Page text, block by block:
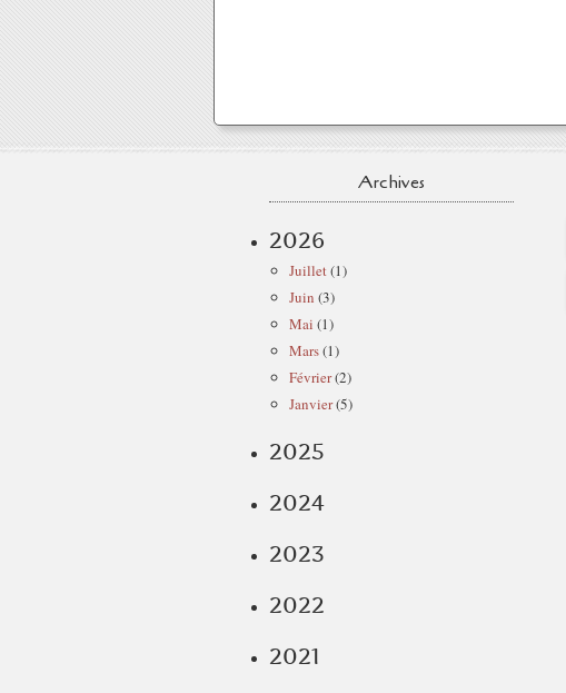
Archives
2026
Juillet(1)
Juin (3)
Mai (1)
Mars(1)
Février(2)
Janvier(5)
2025
2024
2023
2022
2021